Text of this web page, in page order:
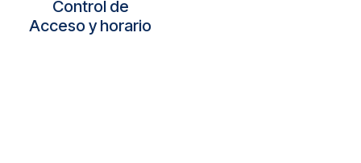
Control de
Acceso y horario